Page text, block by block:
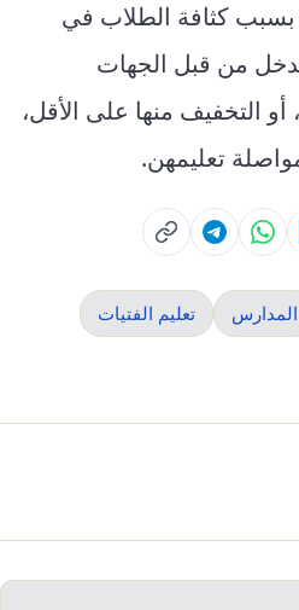
كثافة الطلاب في
من قبل الجهات
أو التخفيف منها على الأقل،
تعليمهن.
المدارس
تعليم الفتيات